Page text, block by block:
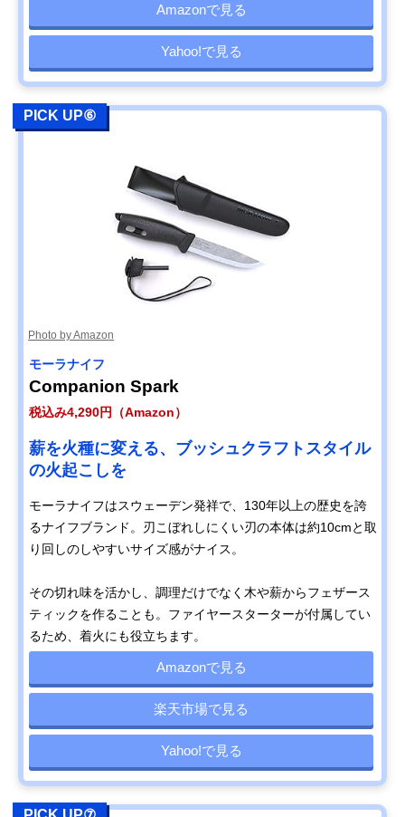
Amazonで見る
Yahoo!で見る
PICK UP⑥
Photo by Amazon
モーラナイフ
Companion Spark
税込み4,290円（Amazon）
薪を火種に変える、ブッシュクラフトスタイル
の火起こしを
モーラナイフはスウェーデン発祥で、130年以上の歴史を誇
るナイフブランド。刃こぼれしにくい刃の本体は約10cmと取
り回しのしやすいサイズ感がナイス。
その切れ味を活かし、調理だけでなく木や薪からフェザース
ティックを作ることも。ファイヤースターターが付属してい
るため、着火にも役立ちます。
Amazonで見る
楽天市場で見る
Yahoo!で見る